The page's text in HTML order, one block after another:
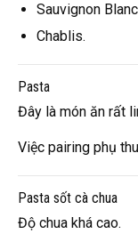
Sauvignon
Chablis.
Pasta
Đây là món ăn rất
Việc pairing phụ
Pasta sốt cà chua
Độ chua khá cao.